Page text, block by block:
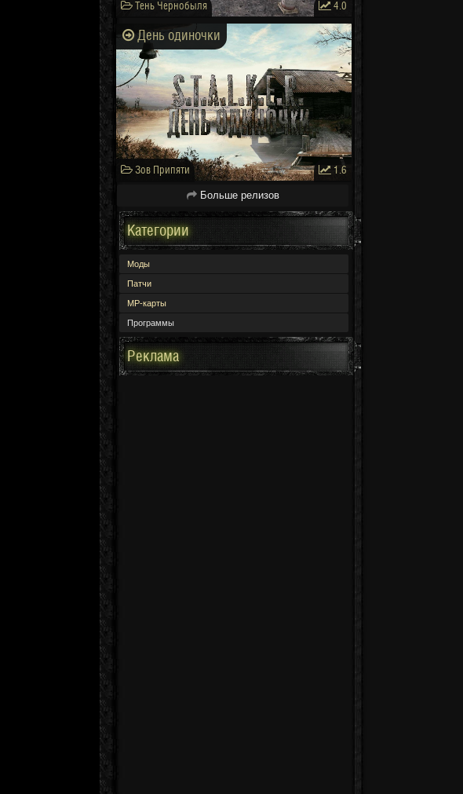
Тень Чернобыля 4.0
День одиночки
Зов Припяти 1.6
Больше релизов
Категории
Моды
Патчи
МР-карты
Программы
Реклама